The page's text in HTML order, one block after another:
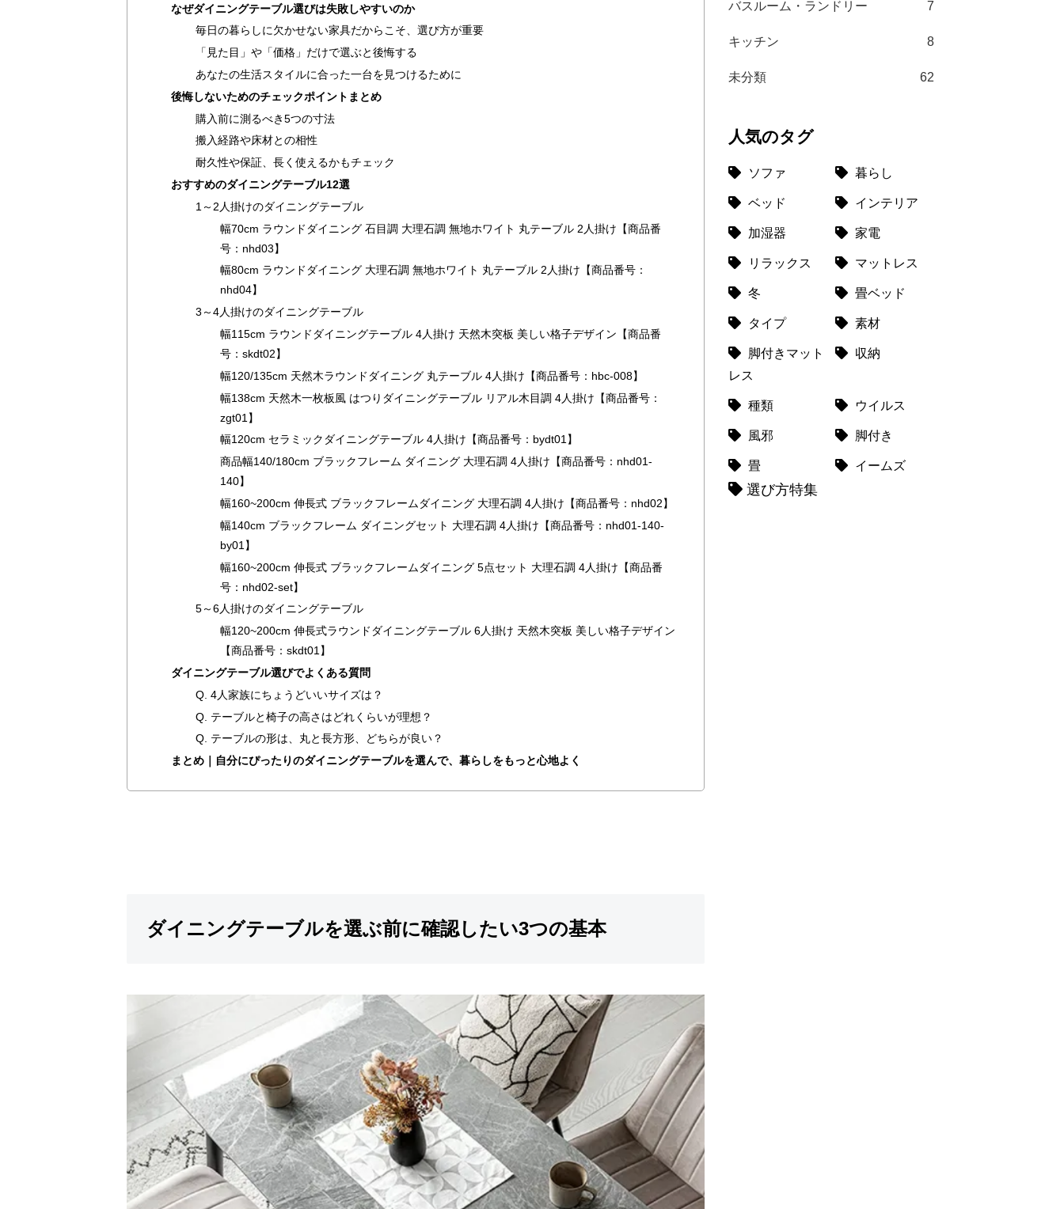
なぜダイニングテーブル選びは失敗しやすいのか
毎日の暮らしに欠かせない家具だからこそ、選び方が重要
「見た目」や「価格」だけで選ぶと後悔する
あなたの生活スタイルに合った一台を見つけるために
後悔しないためのチェックポイントまとめ
購入前に測るべき5つの寸法
搬入経路や床材との相性
耐久性や保証、長く使えるかもチェック
おすすめのダイニングテーブル12選
1～2人掛けのダイニングテーブル
幅70cm ラウンドダイニング 石目調 大理石調 無地ホワイト 丸テーブル 2人掛け【商品番
号：nhd03】
幅80cm ラウンドダイニング 大理石調 無地ホワイト 丸テーブル 2人掛け【商品番号：
nhd04】
3～4人掛けのダイニングテーブル
幅115cm ラウンドダイニングテーブル 4人掛け 天然木突板 美しい格子デザイン【商品番
号：skdt02】
幅120/135cm 天然木ラウンドダイニング 丸テーブル 4人掛け【商品番号：hbc-008】
幅138cm 天然木一枚板風 はつりダイニングテーブル リアル木目調 4人掛け【商品番号：
zgt01】
幅120cm セラミックダイニングテーブル 4人掛け【商品番号：bydt01】
商品幅140/180cm ブラックフレーム ダイニング 大理石調 4人掛け【商品番号：nhd01-
140】
幅160~200cm 伸長式 ブラックフレームダイニング 大理石調 4人掛け【商品番号：nhd02】
幅140cm ブラックフレーム ダイニングセット 大理石調 4人掛け【商品番号：nhd01-140-
by01】
幅160~200cm 伸長式 ブラックフレームダイニング 5点セット 大理石調 4人掛け【商品番
号：nhd02-set】
5～6人掛けのダイニングテーブル
幅120~200cm 伸長式ラウンドダイニングテーブル 6人掛け 天然木突板 美しい格子デザイン
【商品番号：skdt01】
ダイニングテーブル選びでよくある質問
Q. 4人家族にちょうどいいサイズは？
Q. テーブルと椅子の高さはどれくらいが理想？
Q. テーブルの形は、丸と長方形、どちらが良い？
まとめ｜自分にぴったりのダイニングテーブルを選んで、暮らしをもっと心地よく
ダイニングテーブルを選ぶ前に確認したい3つの基本
バスルーム・ランドリー 7
キッチン 8
未分類 62
人気のタグ
ソファ 暮らし
ベッド インテリア
加湿器 家電
リラックス マットレス
冬 畳ベッド
タイプ 素材
脚付きマット
レス
収納
種類 ウイルス
風邪 脚付き
畳 イームズ
選び方特集